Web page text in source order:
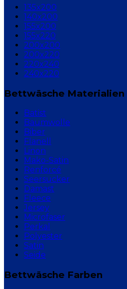
135x200
140x200
155x200
155x220
200x200
200x220
220x240
240x220
Bettwäsche Materialien
Batist
Baumwolle
Biber
Flanell
Linon
Mako-Satin
Renforcé
Seersucker
Damast
Fleece
Jersey
Microfaser
Perkal
Polyester
Satin
Seide
Bettwäsche Farben